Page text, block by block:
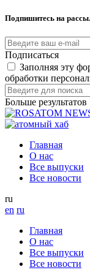
Подпишитесь на
Подписаться
Заполняя эту
обработки
Больше результатов
Главная
О нас
Все выпуски
Все новости
ru
en ru
Главная
О нас
Все выпуски
Все новости